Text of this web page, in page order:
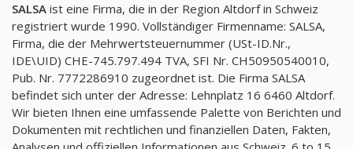
SALSA ist eine Firma, die in der Region Altdorf in Schweiz
registriert wurde 1990. Vollständiger Firmenname: SALSA,
Firma, die der Mehrwertsteuernummer (USt-ID.Nr.,
IDE\UID) CHE-745.797.494 TVA, SFI Nr. CH50950540010,
Pub. Nr. 7772286910 zugeordnet ist. Die Firma SALSA
befindet sich unter der Adresse: Lehnplatz 16 6460 Altdorf.
Wir bieten Ihnen eine umfassende Palette von Berichten und
Dokumenten mit rechtlichen und finanziellen Daten, Fakten,